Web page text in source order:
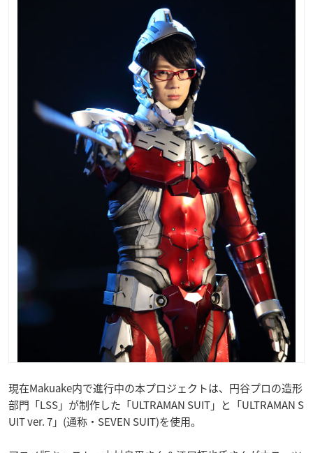
現在Makuake内で進行中の本プロジェクトは、円谷プロの造形
部門「LSS」が制作した「ULTRAMAN SUIT」と「ULTRAMAN S
UIT ver. 7」(通称・SEVEN SUIT)を使用。